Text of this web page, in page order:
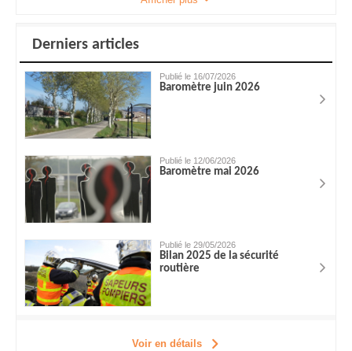
Derniers articles
Publié le 16/07/2026
Baromètre juin 2026
Publié le 12/06/2026
Baromètre mai 2026
Publié le 29/05/2026
Bilan 2025 de la sécurité
routière
Voir en détails